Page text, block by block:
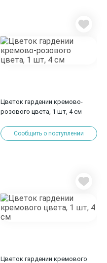
Цветок гардении кремово-
розового цвета, 1 шт, 4 см
Сообщить о поступлении
Цветок гардении кремового